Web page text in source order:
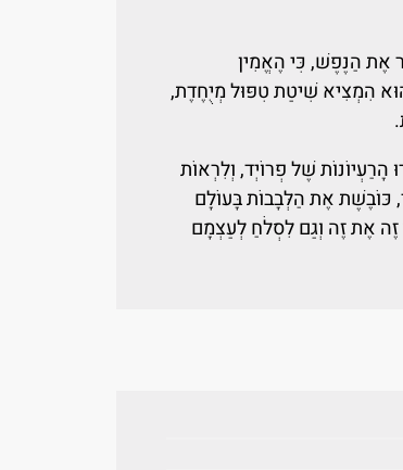
אֶת הַנֶּפֶשׁ, כִּי הֶאֱמִין
הִמְצִיא שִׁיטַת טִפּוּל מְיֻחֶדֶת,
הָרַעְיוֹנוֹת שֶׁל פְרוֹיְד, וְלִרְאוֹת
אֶת הַלְּבָבוֹת בָּעוֹלָם
זֶה אֶת זֶה וְגַם לִסְלֹחַ לְעַצְמָם